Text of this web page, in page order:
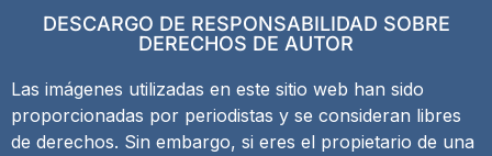
DESCARGO DE RESPONSABILIDAD SOBRE
DERECHOS DE AUTOR
Las imágenes utilizadas en este sitio web han sido
proporcionadas por periodistas y se consideran libres
de derechos. Sin embargo, si eres el propietario de una